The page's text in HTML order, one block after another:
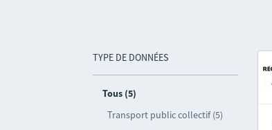
TYPE DE DONNÉES
Tous (5)
Transport public collectif (5)